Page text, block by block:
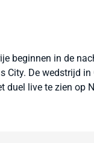
beginnen in de
City. De wedstrijd
duel live te zien op